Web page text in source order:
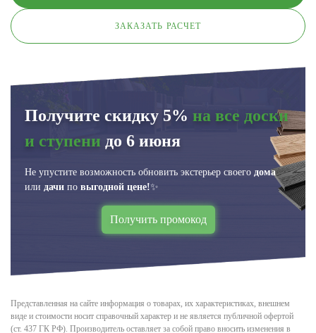
ЗАКАЗАТЬ РАСЧЕТ
Получите скидку 5% на все доски
и ступени до 6 июня
Не упустите возможность обновить экстерьер своего дома
или дачи по выгодной цене!✨
Получить промокод
Представленная на сайте информация о товарах, их характеристиках, внешнем
виде и стоимости носит справочный характер и не является публичной офертой
(ст. 437 ГК РФ). Производитель оставляет за собой право вносить изменения в